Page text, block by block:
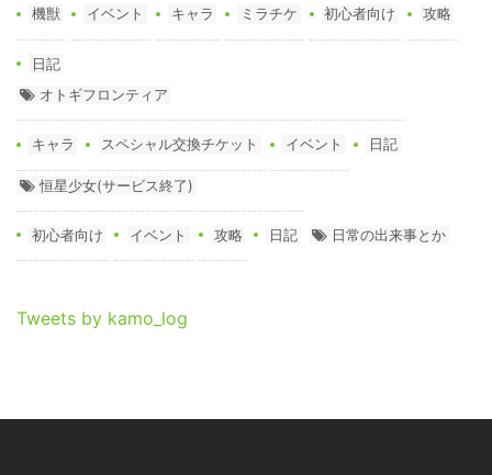
機獣 イベント キャラ ミラチケ 初心者向け 攻略
日記
オトギフロンティア
キャラ スペシャル交換チケット イベント 日記
恒星少女(サービス終了)
初心者向け イベント 攻略 日記 日常の出来事とか
Tweets by kamo_log